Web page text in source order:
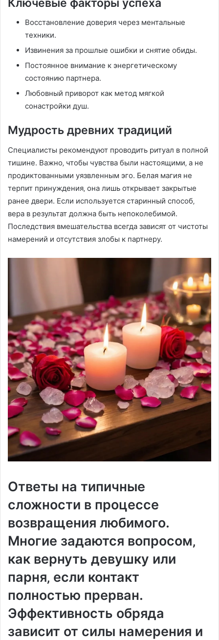
Восстановление доверия через ментальные
техники.
Извинения за прошлые ошибки и снятие обиды.
Постоянное внимание к энергетическому
состоянию партнера.
Любовный приворот как метод мягкой
сонастройки душ.
Мудрость древних традиций
Специалисты рекомендуют проводить ритуал в полной
тишине. Важно‚ чтобы чувства были настоящими‚ а не
продиктованными уязвленным эго. Белая магия не
терпит принуждения‚ она лишь открывает закрытые
ранее двери. Если используется старинный способ‚
вера в результат должна быть непоколебимой.
Последствия вмешательства всегда зависят от чистоты
намерений и отсутствия злобы к партнеру.
Ответы на типичные
сложности в процессе
возвращения любимого.
Многие задаются вопросом‚
как вернуть девушку или
парня‚ если контакт
полностью прерван.
Эффективность обряда
зависит от силы намерения и